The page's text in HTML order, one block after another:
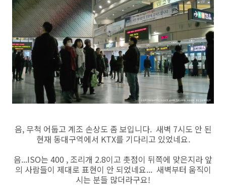
음, 무척 어둡고 계조 손상도 좀 보입니다. 새벽 7시도 안 된
현재 동대구역에서 KTX를 기다리고 있었네요.
음...ISO는 400 , 조리개 2.8이고 촛점이 뒤쪽에 맞은지라 앞
의 사람들이 제대로 표현이 안 되었네요... 새벽부터 움직이
시는 분들 많더라구요!